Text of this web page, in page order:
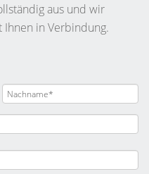
aus und wir
Ihnen in Verbindung.